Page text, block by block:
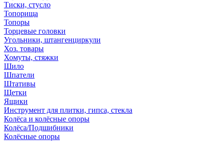
Тиски, стусло
Топорища
Топоры
Торцевые головки
Угольники, штангенциркули
Хоз. товары
Хомуты, стяжки
Шило
Шпатели
Штативы
Щетки
Ящики
Инструмент для плитки, гипса, стекла
Колёса и колёсные опоры
Колёса/Подшибники
Колёсные опоры